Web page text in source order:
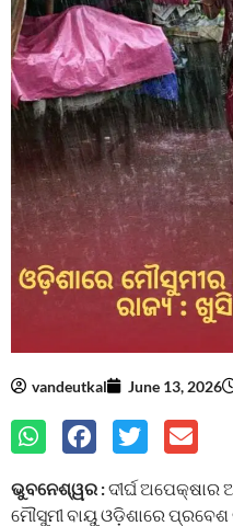
vandeutkal June 13, 2026
ଭୁବନେଶ୍ୱର :ଦୀର୍ଘ
ମୌସୁମୀ ବାୟୁ ଓଡ଼ିଶାରେ ପ୍ରବେଶ